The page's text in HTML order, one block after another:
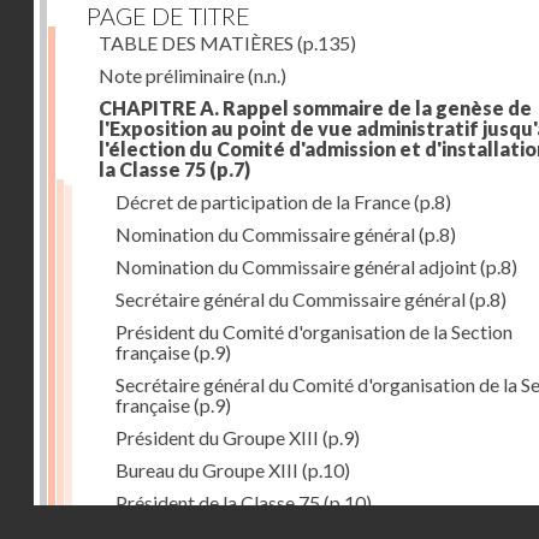
PAGE DE TITRE
TABLE DES MATIÈRES (p.135)
Note préliminaire(n.n.)
CHAPITRE A. Rappel sommaire de la genèse de
l'Exposition au point de vue administratif
l'élection du Comité d'admission et
la Classe 75 (p.7)
Décret de participation de la France(p.8)
Nomination du Commissaire général(p.8)
Nomination du Commissaire général adjoint(p.8)
Secrétaire général du Commissaire général(p.8)
Président du Comité d'organisation de la Section
française(p.9)
Secrétaire général du Comité d'organisation de la
française(p.9)
Président du Groupe XIII (p.9)
Bureau du Groupe XIII (p.10)
Président de la Classe 75(p.10)